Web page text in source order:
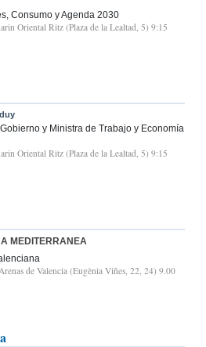
Consumo y Agenda 2030
Oriental Ritz (Plaza de la Lealtad, 5) 9:15
y Ministra de Trabajo y Economía
Oriental Ritz (Plaza de la Lealtad, 5) 9:15
MEDITERRANEA
de Valencia (Eugènia Viñes, 22, 24) 9.00